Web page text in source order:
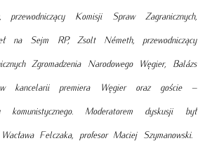
Komisji Spraw Zagranicznych,
na Sejm RP, Zsolt Németh, przewodniczący
Zgromadzenia Narodowego Węgier, Balázs
w kancelarii premiera Węgier oraz goście –
komunistycznego. Moderatorem dyskusji był
Felczaka, profesor Maciej Szymanowski.